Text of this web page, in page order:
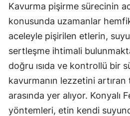
Kavurma pişirme sürecinin
konusunda uzamanlar
aceleyle pişirilen etlerin,
sertleşme ihtimali
doğru ısıda ve kontrollü bir
kavurmanın lezzetini
arasında yer alıyor. Konyalı
yöntemleri, etin kendi